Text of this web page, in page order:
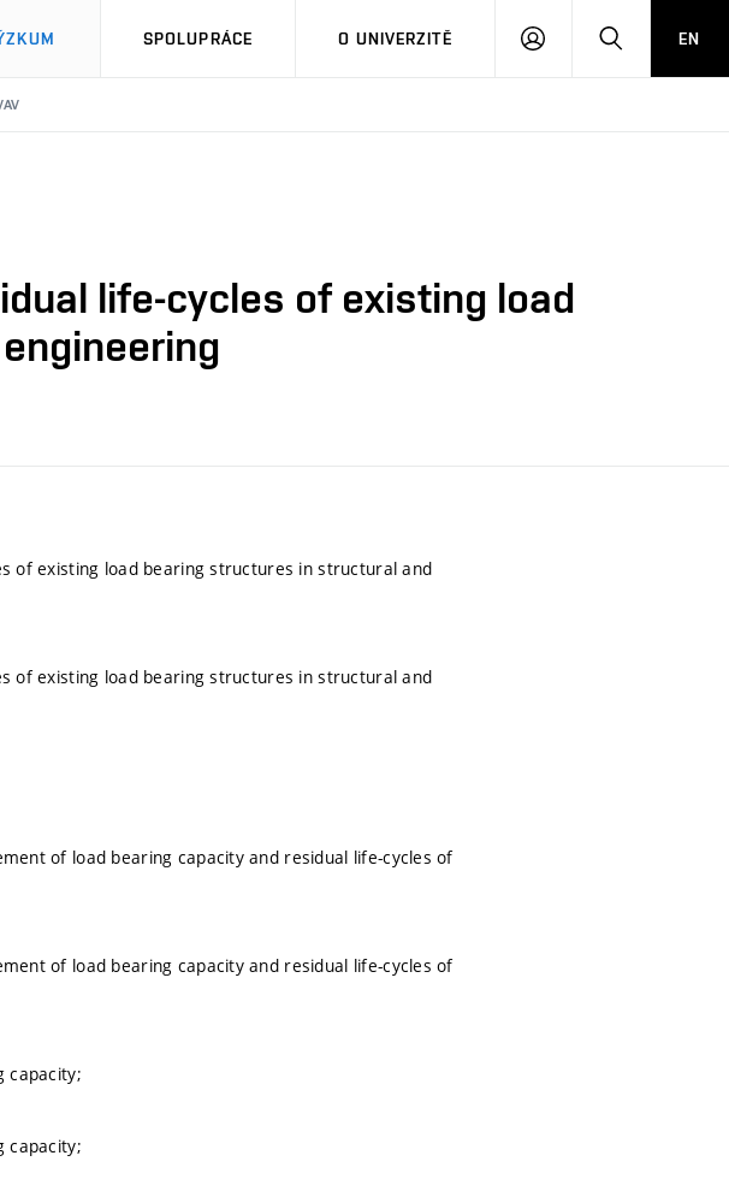
SPOLUPRÁCE O UNIVERZITĚ
PŘIHLÁSIT HLEDATEN
life-cycles of existing load
of existing load bearing structures in structural and
of existing load bearing structures in structural and
of load bearing capacity and residual life-cycles of
of load bearing capacity and residual life-cycles of
capacity;
capacity;